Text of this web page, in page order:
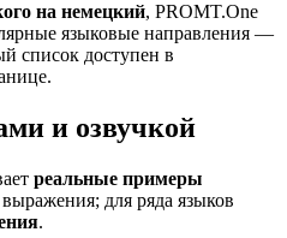
на немецкий, PROMT.One
языковые направления —
список доступен в
и озвучкой
реальные примеры
для ряда языков
.